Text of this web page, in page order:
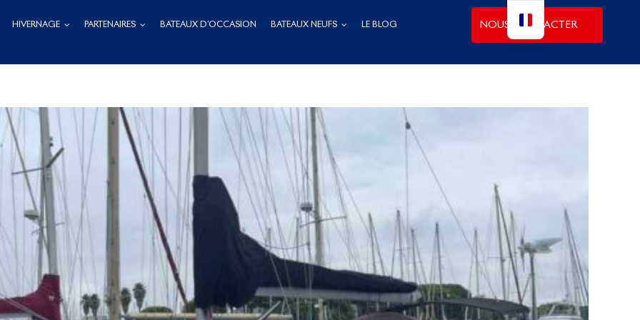
HIVERNAGE PARTENAIRES BATEAUX D’OCCASION BATEAUX NEUFS LE BLOG NOUS CONTACTER